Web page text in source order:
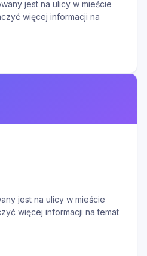
jest na ulicy w mieście
więcej informacji na
jest na ulicy w mieście
więcej informacji na temat